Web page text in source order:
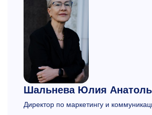
Шальнева Юлия
Директор по маркетингу и